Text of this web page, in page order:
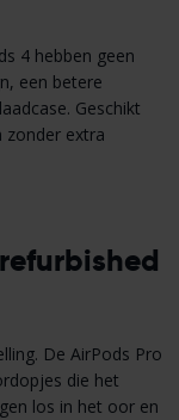
4 hebben geen
een betere
Geschikt
zonder extra
De AirPods Pro
die het
los in het oor en